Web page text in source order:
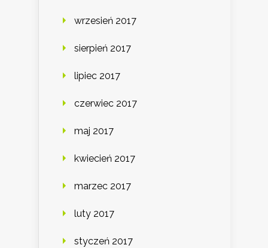
wrzesień 2017
sierpień 2017
lipiec 2017
czerwiec 2017
maj 2017
kwiecień 2017
marzec 2017
luty 2017
styczeń 2017